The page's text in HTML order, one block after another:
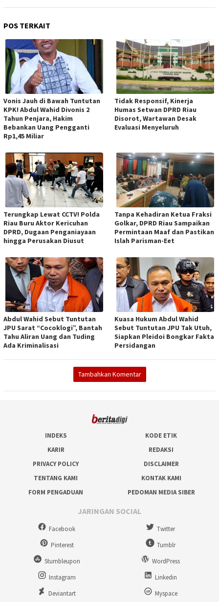
POS TERKAIT
Vonis Jauh di Bawah Tuntutan
KPK! Abdul Wahid Divonis 2
Tahun Penjara, Hakim
Bebankan Uang Pengganti
Rp1,45 Miliar
Tidak Responsif, Kinerja
Humas Setwan DPRD Riau
Disorot, Wartawan Desak
Evaluasi Menyeluruh
Terungkap Lewat CCTV! Polda
Riau Buru Aktor Kericuhan
DPRD, Dugaan Penganiayaan
hingga Perusakan Diusut
Tanpa Kehadiran Ketua Fraksi
Golkar, DPRD Riau Sampaikan
Permintaan Maaf dan Pastikan
Islah Parisman-Eet
Abdul Wahid Sebut Tuntutan
JPU Sarat “Cocoklogi”, Bantah
Tahu Aliran Uang dan Tuding
Ada Kriminalisasi
Kuasa Hukum Abdul Wahid
Sebut Tuntutan JPU Tak Utuh,
Siapkan Pleidoi Bongkar Fakta
Persidangan
Tambahkan Komentar
INDEKS
KODE ETIK
KARIR
REDAKSI
PRIVACY POLICY
DISCLAIMER
TENTANG KAMI
KONTAK KAMI
FORM PENGADUAN
PEDOMAN MEDIA SIBER
JARINGAN SOCIAL
Facebook
Twitter
Pinterest
Tumblr
Stumbleupon
WordPress
Instagram
Linkedin
Deviantart
Myspace